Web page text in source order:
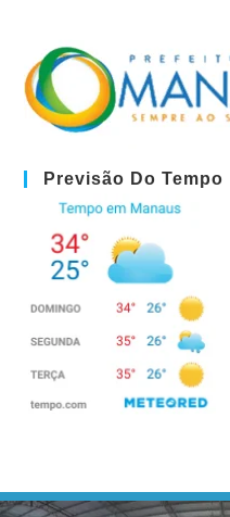
Previsão Do Tempo